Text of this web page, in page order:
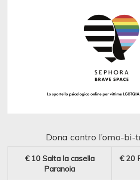
Dona contro l’omo-bi-
€ 10 Salta la casella
Paranoia
€ 20